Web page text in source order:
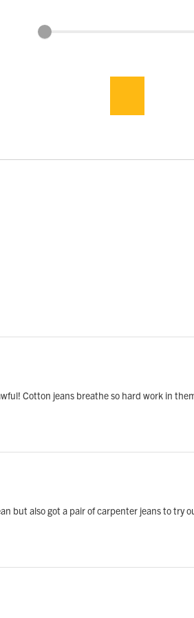
Cotton jeans breathe so hard work in
but also got a pair of carpenter jeans to